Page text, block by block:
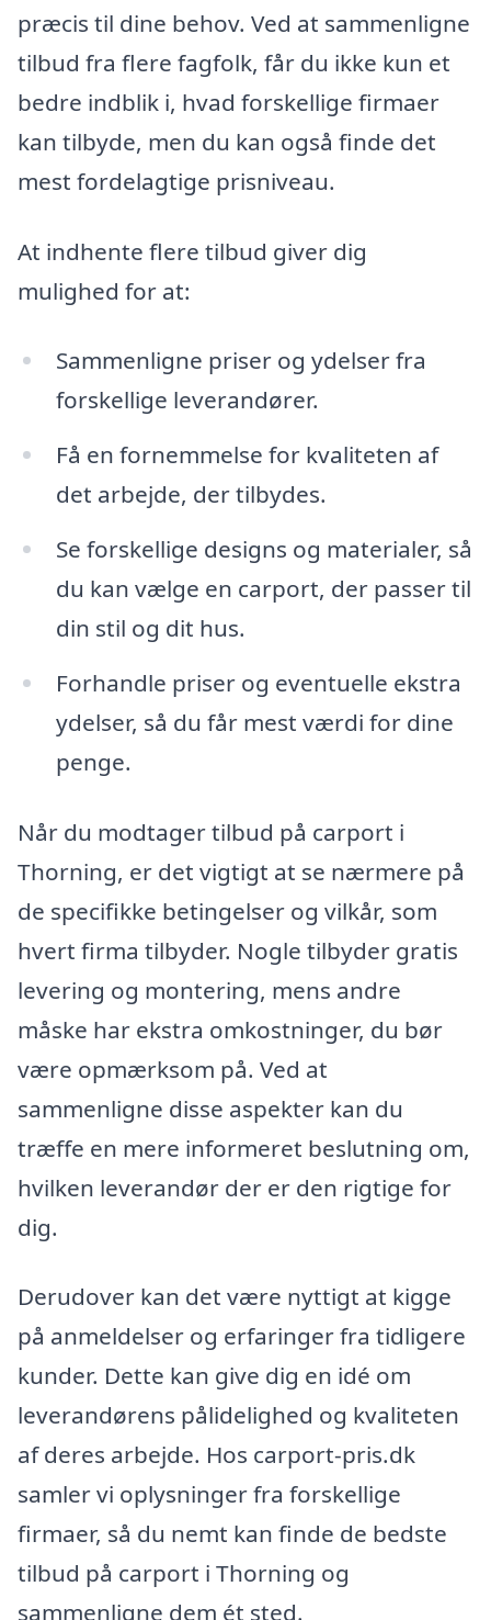
præcis til dine behov. Ved at sammenligne
tilbud fra flere fagfolk, får du ikke kun et
bedre indblik i, hvad forskellige firmaer
kan tilbyde, men du kan også finde det
mest fordelagtige prisniveau.
At indhente flere tilbud giver dig
mulighed for at:
Sammenligne priser og ydelser fra
forskellige leverandører.
Få en fornemmelse for kvaliteten af
det arbejde, der tilbydes.
Se forskellige designs og materialer, så
du kan vælge en carport, der passer til
din stil og dit hus.
Forhandle priser og eventuelle ekstra
ydelser, så du får mest værdi for dine
penge.
Når du modtager tilbud på carport i
Thorning, er det vigtigt at se nærmere på
de specifikke betingelser og vilkår, som
hvert firma tilbyder. Nogle tilbyder gratis
levering og montering, mens andre
måske har ekstra omkostninger, du bør
være opmærksom på. Ved at
sammenligne disse aspekter kan du
træffe en mere informeret beslutning om,
hvilken leverandør der er den rigtige for
dig.
Derudover kan det være nyttigt at kigge
på anmeldelser og erfaringer fra tidligere
kunder. Dette kan give dig en idé om
leverandørens pålidelighed og kvaliteten
af deres arbejde. Hos carport-pris.dk
samler vi oplysninger fra forskellige
firmaer, så du nemt kan finde de bedste
tilbud på carport i Thorning og
sammenligne dem ét sted.